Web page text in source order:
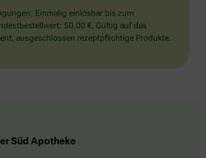
Einmalig einlösbar bis zum
50,00 €. Gültig auf das
ausgeschlossen rezeptpflichtige Produkte.
Süd Apotheke